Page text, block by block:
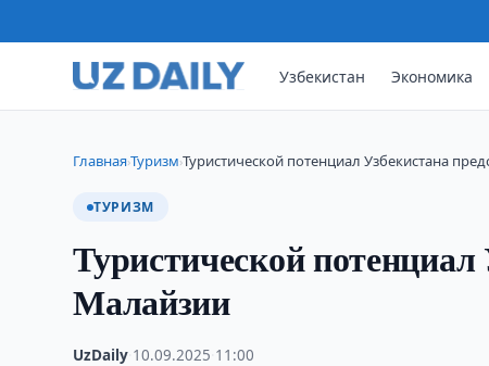
Узбекистан Экономика
Главная›Туризм›Туристической потенциал Узбекистана
ТУРИЗМ
Туристической потенциал
Малайзии
UzDaily 10.09.2025 11:00